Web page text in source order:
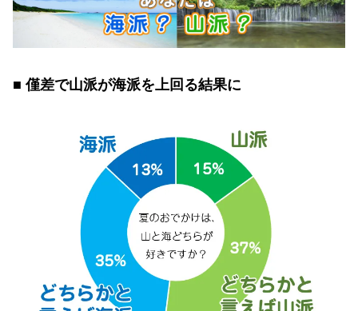
■ 僅差で山派が海派を上回る結果に